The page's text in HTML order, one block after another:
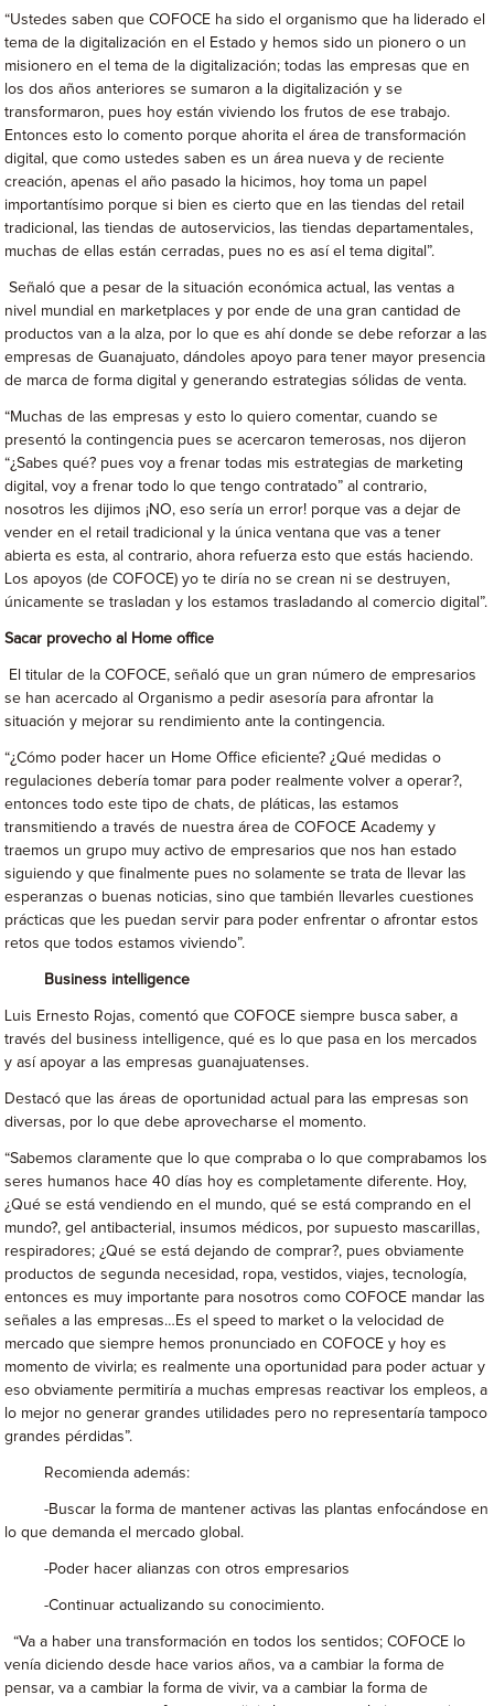
“Ustedes saben que COFOCE ha sido el organismo que ha liderado el
tema de la digitalización en el Estado y hemos sido un pionero o un
misionero en el tema de la digitalización; todas las empresas que en
los dos años anteriores se sumaron a la digitalización y se
transformaron, pues hoy están viviendo los frutos de ese trabajo.
Entonces esto lo comento porque ahorita el área de transformación
digital, que como ustedes saben es un área nueva y de reciente
creación, apenas el año pasado la hicimos, hoy toma un papel
importantísimo porque si bien es cierto que en las tiendas del retail
tradicional, las tiendas de autoservicios, las tiendas departamentales,
muchas de ellas están cerradas, pues no es así el tema digital”.
Señaló que a pesar de la situación económica actual, las ventas a
nivel mundial en marketplaces y por ende de una gran cantidad de
productos van a la alza, por lo que es ahí donde se debe reforzar a las
empresas de Guanajuato, dándoles apoyo para tener mayor presencia
de marca de forma digital y generando estrategias sólidas de venta.
“Muchas de las empresas y esto lo quiero comentar, cuando se
presentó la contingencia pues se acercaron temerosas, nos dijeron
“¿Sabes qué? pues voy a frenar todas mis estrategias de marketing
digital, voy a frenar todo lo que tengo contratado” al contrario,
nosotros les dijimos ¡NO, eso sería un error! porque vas a dejar de
vender en el retail tradicional y la única ventana que vas a tener
abierta es esta, al contrario, ahora refuerza esto que estás haciendo.
Los apoyos (de COFOCE) yo te diría no se crean ni se destruyen,
únicamente se trasladan y los estamos trasladando al comercio digital”.
Sacar provecho al Home office
El titular de la COFOCE, señaló que un gran número de empresarios
se han acercado al Organismo a pedir asesoría para afrontar la
situación y mejorar su rendimiento ante la contingencia.
“¿Cómo poder hacer un Home Office eficiente? ¿Qué medidas o
regulaciones debería tomar para poder realmente volver a operar?,
entonces todo este tipo de chats, de pláticas, las estamos
transmitiendo a través de nuestra área de COFOCE Academy y
traemos un grupo muy activo de empresarios que nos han estado
siguiendo y que finalmente pues no solamente se trata de llevar las
esperanzas o buenas noticias, sino que también llevarles cuestiones
prácticas que les puedan servir para poder enfrentar o afrontar estos
retos que todos estamos viviendo”.
Business intelligence
Luis Ernesto Rojas, comentó que COFOCE siempre busca saber, a
través del business intelligence, qué es lo que pasa en los mercados
y así apoyar a las empresas guanajuatenses.
Destacó que las áreas de oportunidad actual para las empresas son
diversas, por lo que debe aprovecharse el momento.
“Sabemos claramente que lo que compraba o lo que comprabamos los
seres humanos hace 40 días hoy es completamente diferente. Hoy,
¿Qué se está vendiendo en el mundo, qué se está comprando en el
mundo?, gel antibacterial, insumos médicos, por supuesto mascarillas,
respiradores; ¿Qué se está dejando de comprar?, pues obviamente
productos de segunda necesidad, ropa, vestidos, viajes, tecnología,
entonces es muy importante para nosotros como COFOCE mandar las
señales a las empresas…Es el speed to market o la velocidad de
mercado que siempre hemos pronunciado en COFOCE y hoy es
momento de vivirla; es realmente una oportunidad para poder actuar y
eso obviamente permitiría a muchas empresas reactivar los empleos, a
lo mejor no generar grandes utilidades pero no representaría tampoco
grandes pérdidas”.
Recomienda además:
-Buscar la forma de mantener activas las plantas enfocándose en
lo que demanda el mercado global.
-Poder hacer alianzas con otros empresarios
-Continuar actualizando su conocimiento.
“Va a haber una transformación en todos los sentidos; COFOCE lo
venía diciendo desde hace varios años, va a cambiar la forma de
pensar, va a cambiar la forma de vivir, va a cambiar la forma de